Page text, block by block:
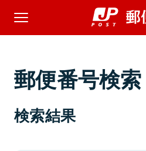
郵便番号検索
検索結果